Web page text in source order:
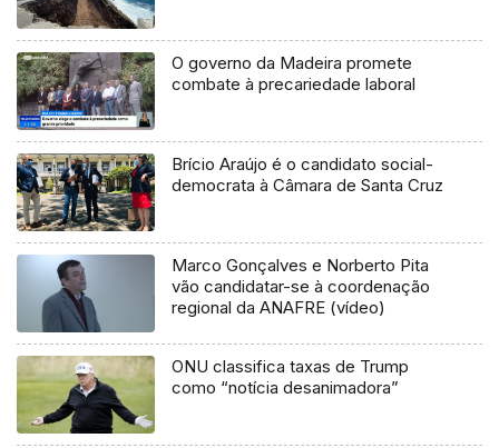
O governo da Madeira promete
combate à precariedade laboral
Brício Araújo é o candidato social-
democrata à Câmara de Santa Cruz
Marco Gonçalves e Norberto Pita
vão candidatar-se à coordenação
regional da ANAFRE (vídeo)
ONU classifica taxas de Trump
como “notícia desanimadora”